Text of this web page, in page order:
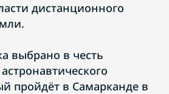
дистанционного
выбрано в честь
пройдёт в Самарканде в